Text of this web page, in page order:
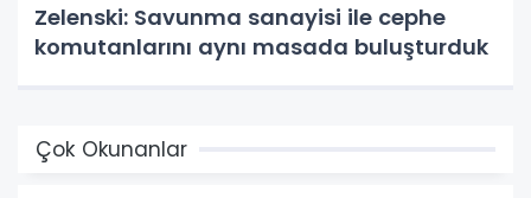
Zelenski: Savunma sanayisi ile cephe
komutanlarını aynı masada buluşturduk
Çok Okunanlar